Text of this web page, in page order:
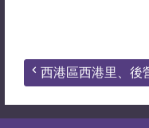
西港區西港里、後